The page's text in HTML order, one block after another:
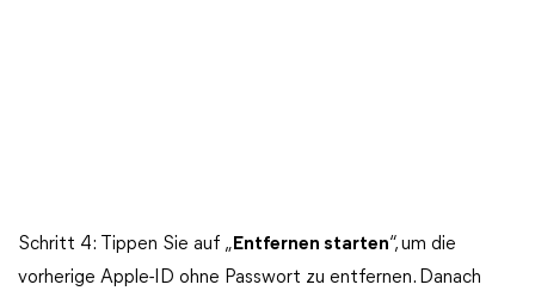
Schritt 4: Tippen Sie auf „ Entfernen starten“, um die
vorherige Apple-ID ohne Passwort zu entfernen. Danach